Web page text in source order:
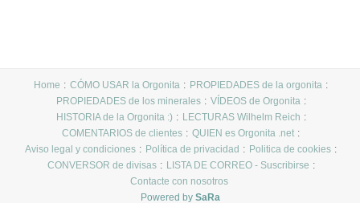
Home CÓMO USAR la Orgonita
PROPIEDADES de la orgonita
PROPIEDADES de los minerales
VÍDEOS de Orgonita
HISTORIA de la Orgonita :)
LECTURAS Wilhelm Reich
COMENTARIOS de clientes
QUIEN es Orgonita .net
Aviso legal y condiciones
Política de privacidad
Politica de cookies
CONVERSOR de divisas
LISTA DE CORREO - Suscribirse
Contacte con nosotros
Powered by SaRa